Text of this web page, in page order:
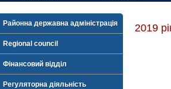
Районна державна адміністрація
Regional council
Фінансовий відділ
Регуляторна діяльність
2019